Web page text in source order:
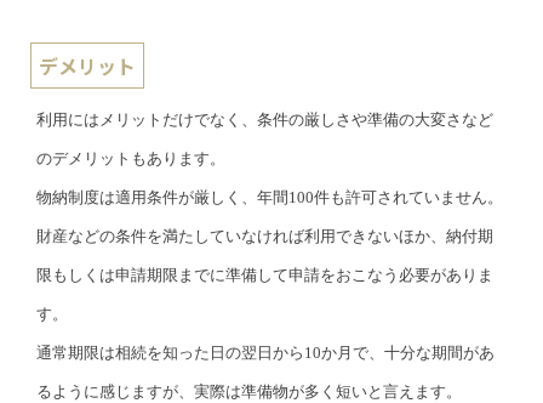
デメリット
利用にはメリットだけでなく、条件の厳しさや準備の大変さなど
のデメリットもあります。
物納制度は適用条件が厳しく、年間100件も許可されていません。
財産などの条件を満たしていなければ利用できないほか、納付期
限もしくは申請期限までに準備して申請をおこなう必要がありま
す。
通常期限は相続を知った日の翌日から10か月で、十分な期間があ
るように感じますが、実際は準備物が多く短いと言えます。